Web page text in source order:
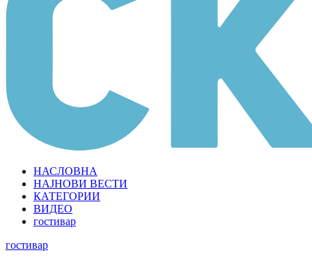
НАСЛОВНА
НАЈНОВИ ВЕСТИ
КАТЕГОРИИ
ВИДЕО
гостивар
гостивар